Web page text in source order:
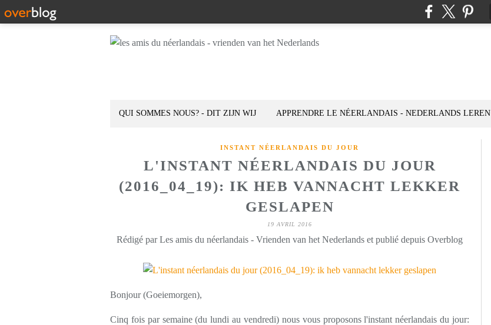
QUI SOMMES NOUS? - DIT ZIJN WIJ APPRENDRE LE NÉERLANDAIS - NEDERLANDS LEREN
INSTANT NÉERLANDAIS DU JOUR
L'INSTANT NÉERLANDAIS DU JOUR
(2016_04_19): IK HEB VANNACHT LEKKER
GESLAPEN
19 AVRIL 2016
Rédigé par Les amis du néerlandais - Vrienden van het Nederlands et publié depuis Overblog
Bonjour (Goeiemorgen),
Cinq fois par semaine (du lundi au vendredi) nous vous proposons l'instant néerlandais du jour: